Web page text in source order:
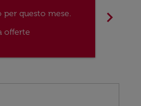
per questo mese.
offerte
chevron_right